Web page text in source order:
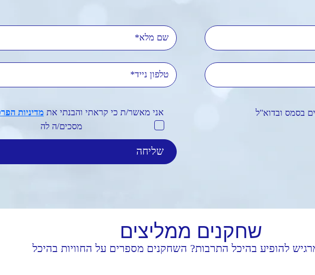
בסמס ובדוא"ל אני מאשר/ת כי קראתי והבנתי את מדיניות
מסכים/ה לה
שחקנים ממליצים
להופיע בהיכל התרבות? השחקנים מספרים על החוויות בהיכל